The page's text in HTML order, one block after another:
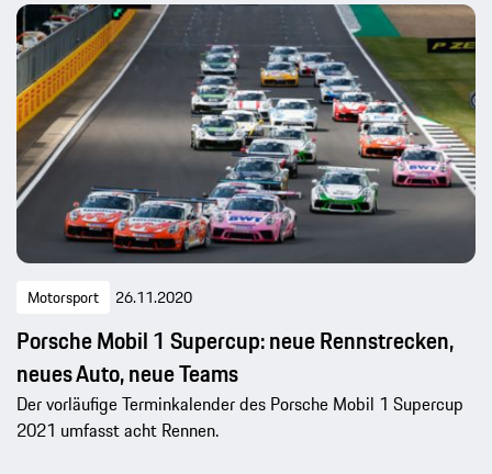
Motorsport 26.11.2020
Porsche Mobil 1 Supercup: neue Rennstrecken,
neues Auto, neue Teams
Der vorläufige Terminkalender des Porsche Mobil 1 Supercup
2021 umfasst acht Rennen.